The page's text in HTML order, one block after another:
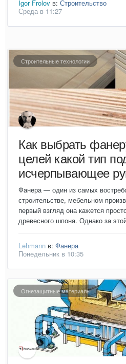
Igor Frolov в: Строительство
Среда в 11:27
Строительные технологии
Как выбрать
целей какой тип
исчерпывающее
Фанера — один из самых
строительстве, мебельном
первый взгляд она кажется
древесного шпона. Однако за
Lehmann в: Фанера
Понедельник в 10:35
Огнезащитные материалы